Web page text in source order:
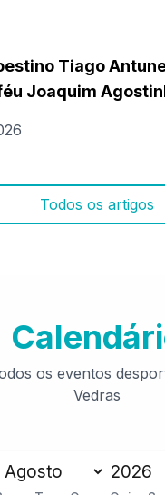
Tiago
Joaquim
Todos os artigos
os eventos
Vedras